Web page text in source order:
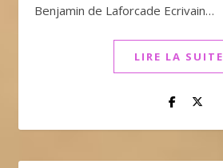
Benjamin de Laforcade Ecrivain…
LIRE LA SUITE